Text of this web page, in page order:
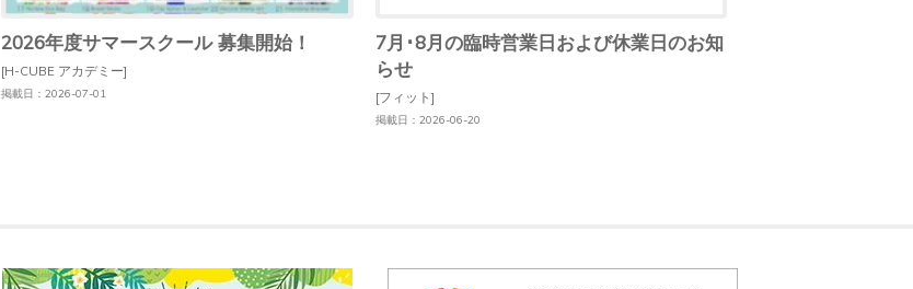
2026年度サマースクール 募集開始！
[H-CUBE アカデミー]
掲載日：2026-07-01
7月･8月の臨時営業日および休業日のお知
らせ
[フィット]
掲載日：2026-06-20